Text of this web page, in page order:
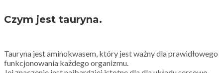
Czym jest tauryna.
Tauryna jest aminokwasem, który jest ważny dla prawidłowego
funkcjonowania każdego organizmu.